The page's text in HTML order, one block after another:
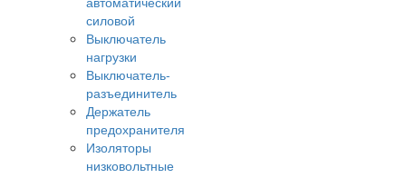
силовой
Выключатель
нагрузки
Выключатель-
разъединитель
Держатель
предохранителя
Изоляторы
низковольтные